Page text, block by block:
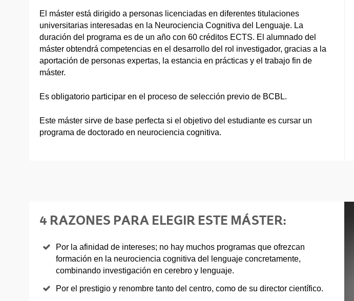
El máster está dirigido a personas licenciadas en diferentes titulaciones
universitarias interesadas en la Neurociencia Cognitiva del Lenguaje. La
duración del programa es de un año con 60 créditos ECTS. El alumnado del
máster obtendrá competencias en el desarrollo del rol investigador, gracias a la
aportación de personas expertas, la estancia en prácticas y el trabajo fin de
máster.
Es obligatorio participar en el proceso de selección previo de BCBL.
Este máster sirve de base perfecta si el objetivo del estudiante es cursar un
programa de doctorado en neurociencia cognitiva.
4 RAZONES PARA ELEGIR ESTE MÁSTER:
Por la afinidad de intereses; no hay muchos programas que ofrezcan
formación en la neurociencia cognitiva del lenguaje concretamente,
combinando investigación en cerebro y lenguaje.
Por el prestigio y renombre tanto del centro, como de su director científico.